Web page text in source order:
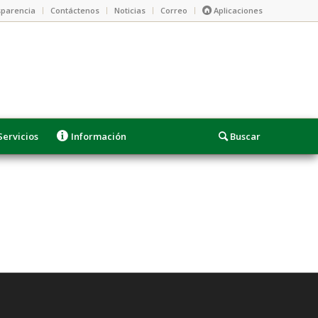
Contáctenos Noticias Correo Aplicaciones
Información